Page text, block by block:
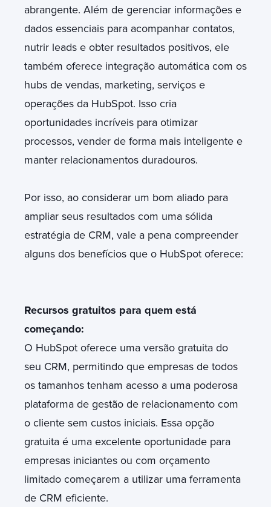
abrangente. Além de gerenciar informações e
dados essenciais para acompanhar contatos,
nutrir leads e obter resultados positivos, ele
também oferece integração automática com os
hubs de vendas, marketing, serviços e
operações da HubSpot. Isso cria
oportunidades incríveis para otimizar
processos, vender de forma mais inteligente e
manter relacionamentos duradouros.
Por isso, ao considerar um bom aliado para
ampliar seus resultados com uma sólida
estratégia de CRM, vale a pena compreender
alguns dos benefícios que o HubSpot oferece:
Recursos gratuitos para quem está
começando:
O HubSpot oferece uma versão gratuita do
seu CRM, permitindo que empresas de todos
os tamanhos tenham acesso a uma poderosa
plataforma de gestão de relacionamento com
o cliente sem custos iniciais. Essa opção
gratuita é uma excelente oportunidade para
empresas iniciantes ou com orçamento
limitado começarem a utilizar uma ferramenta
de CRM eficiente.